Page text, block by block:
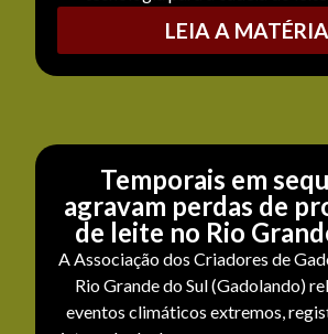
LEIA A MATÉRIA
Temporais em
agravam perdas de
de leite no Rio
A Associação dos Criadores de
Rio Grande do Sul (Gadolando)
eventos climáticos extremos,